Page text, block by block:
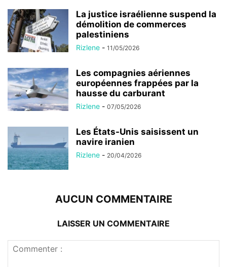
La justice israélienne suspend la
démolition de commerces
palestiniens
Rizlene - 11/05/2026
Les compagnies aériennes
européennes frappées par la
hausse du carburant
Rizlene - 07/05/2026
Les États-Unis saisissent un
navire iranien
Rizlene - 20/04/2026
AUCUN COMMENTAIRE
LAISSER UN COMMENTAIRE